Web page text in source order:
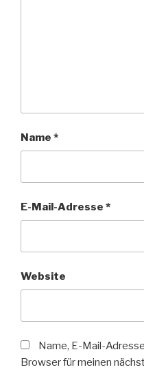
Name *
E-Mail-Adresse *
Website
Name, E-Mail-
Browser für meinen